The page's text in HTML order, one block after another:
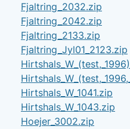
Fjaltring_2032.zip
Fjaltring_2042.zip
Fjaltring_2133.zip
Fjaltring_Jyl01_2123.zip
Hirtshals_W_1041.zip
Hirtshals_W_1043.zip
Hoejer_3002.zip